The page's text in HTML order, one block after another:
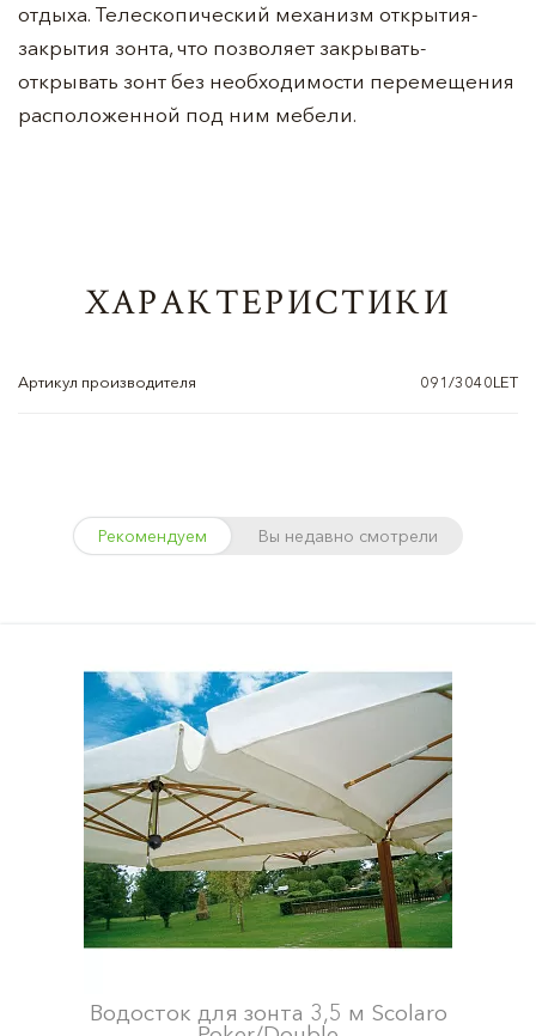
отдыха. Телескопический механизм открытия-
закрытия зонта, что позволяет закрывать-
открывать зонт без необходимости перемещения
расположенной под ним мебели.
ХАРАКТЕРИСТИКИ
Артикул производителя 091/3040LET
Рекомендуем Вы недавно смотрели
Водосток для зонта 3,5 м Scolaro